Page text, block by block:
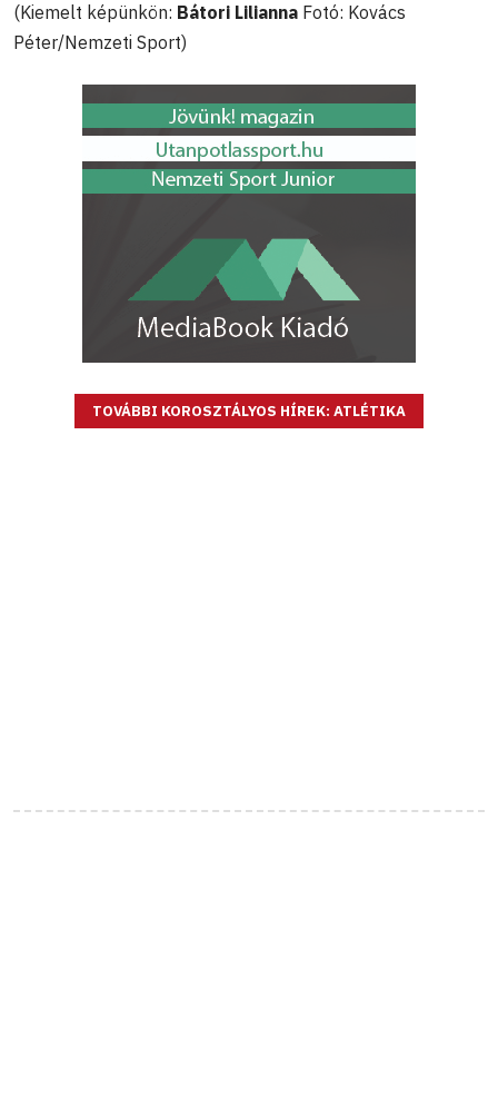
(Kiemelt képünkön: Bátori Lilianna Fotó: Kovács
Péter/Nemzeti Sport)
TOVÁBBI KOROSZTÁLYOS HÍREK: ATLÉTIKA